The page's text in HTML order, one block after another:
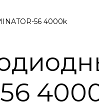
56 4000k